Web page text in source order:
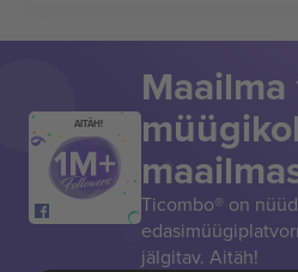
AITÄH!
Maailma
Ticombo® on
jälgitav. Aitäh!